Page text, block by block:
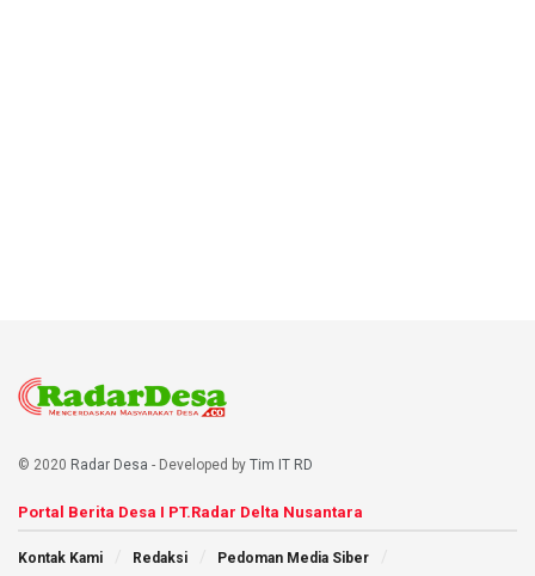
© 2020 Radar Desa - Developed by Tim IT RD
Portal Berita Desa I PT.Radar Delta Nusantara
Kontak Kami Redaksi Pedoman Media Siber